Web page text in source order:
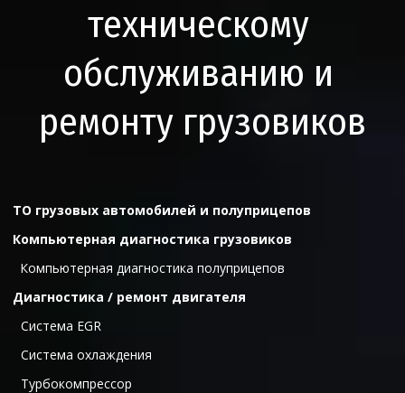
техническому
обслуживанию и
ремонту грузовиков
ТО грузовых автомобилей и полуприцепов
Компьютерная диагностика грузовиков
Компьютерная диагностика полуприцепов
Диагностика / ремонт двигателя
  Cистема ЕGR
  Система охлаждения
  Турбокомпрессор